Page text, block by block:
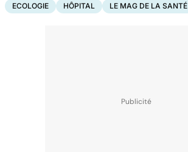
ECOLOGIE HÔPITAL LE MAG DE LA SANTÉ